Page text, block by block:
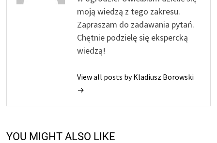
moją wiedzą z tego zakresu.
Zapraszam do zadawania pytań.
Chętnie podzielę się ekspercką
wiedzą!
View all posts by Kladiusz Borowski
→
YOU MIGHT ALSO LIKE